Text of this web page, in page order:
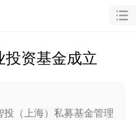
资基金成立
（上海）私募基金管理